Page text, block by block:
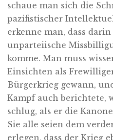
schaue man sich die
pazifistischer
erkenne man, dass darin
unparteiische
komme. Man muss
Einsichten als
Bürgerkrieg gewann,
Kampf auch berichtete,
schlug, als er die
Sie alle seien dem
erlegen, dass der Krieg